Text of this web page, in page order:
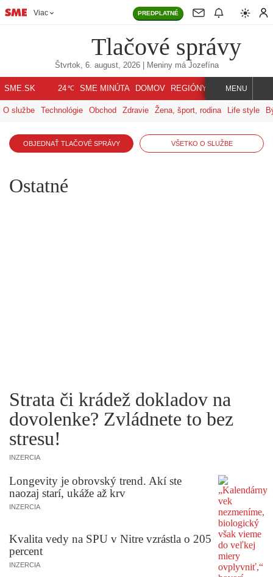
Viac PREDPLATNÉ
Tlačové správy
Štvrtok, 6. august, 2026| Meniny má Jozefína
SME.SK 24℃ SME MINÚTA DOMOV REGIÓNY INDEX SVET
MENU
O službe Technológie Obchod Zdravie Žena, šport, rodina Life style
OBJEDNAŤ TLAČOVÉ SPRÁVY VŠETKO O SLUŽBE
Ostatné
Strata či krádež dokladov na
dovolenke? Zvládnete to bez
stresu!
INZERCIA
Longevity je obrovský trend. Akí ste
naozaj starí, ukáže až krv
INZERCIA
Kvalita vedy na SPU v Nitre vzrástla o 205
percent
INZERCIA